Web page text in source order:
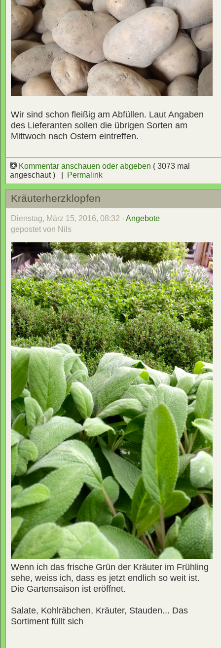
Wir sind schon fleißig am Abfüllen. Laut Angaben
des Lieferanten sollen die übrigen Sorten am
Mittwoch nach Ostern eintreffen.
Kommentar anschauen oder abgeben ( 3073 mal
angeschaut ) |
Permalink
Kräuterherzklopfen
Dienstag, März 15, 2016, 08:32 -Angebote
gepostet von Nils
Wenn ich das frische Grün der Kräuter im Frühling
sehe, weiss ich, dass es jetzt endlich so weit ist.
Die Gartensaison ist eröffnet.
Salate, Kohlräbchen, Kräuter, Stauden... Das
Sortiment füllt sich